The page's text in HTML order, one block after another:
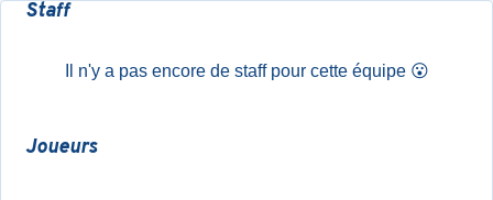
Staff
Il n'y a pas encore de staff pour cette équipe 😮
Joueurs